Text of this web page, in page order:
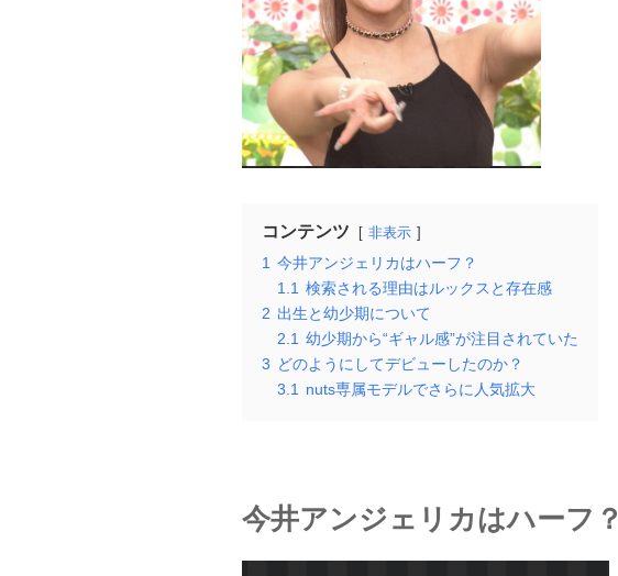
コンテンツ 非表示
1 今井アンジェリカはハーフ？
1.1 検索される理由はルックスと存在感
2 出生と幼少期について
2.1 幼少期から“ギャル感”が注目されていた
3 どのようにしてデビューしたのか？
3.1 nuts専属モデルでさらに人気拡大
今井アンジェリカはハーフ？